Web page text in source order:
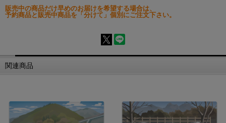
販売中の商品だけ早めのお届けを希望する場合は、
予約商品と販売中商品を「分けて」個別にご注文下さい。
関連商品